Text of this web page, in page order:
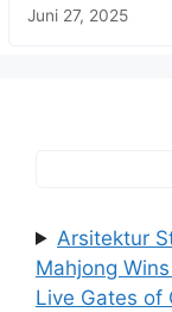
Juni 27, 2025
Arsitektur
Mahjong
Live Gates of